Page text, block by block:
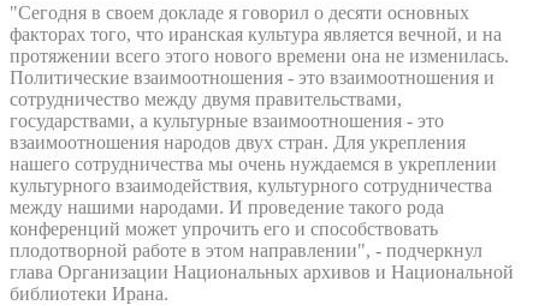
"Сегодня в своем докладе я говорил о десяти основных
факторах того, что иранская культура является вечной, и на
протяжении всего этого нового времени она не изменилась.
Политические взаимоотношения - это взаимоотношения и
сотрудничество между двумя правительствами,
государствами, а культурные взаимоотношения - это
взаимоотношения народов двух стран. Для укрепления
нашего сотрудничества мы очень нуждаемся в укреплении
культурного взаимодействия, культурного сотрудничества
между нашими народами. И проведение такого рода
конференций может упрочить его и способствовать
плодотворной работе в этом направлении", - подчеркнул
глава Организации Национальных архивов и Национальной
библиотеки Ирана.